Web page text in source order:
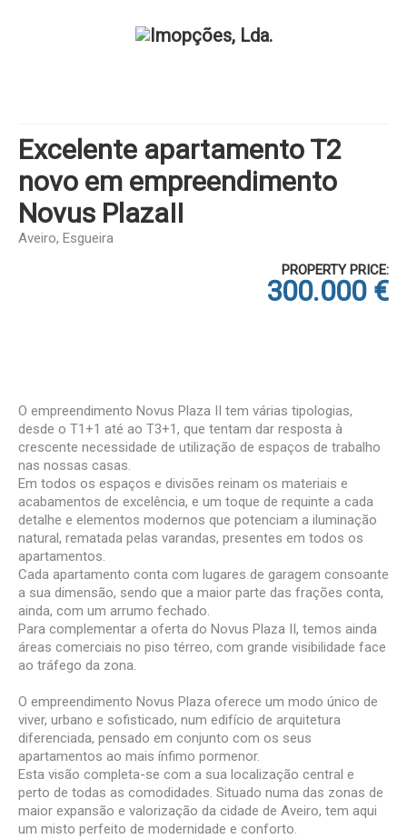
Excelente apartamento T2
novo em empreendimento
Novus PlazaII
Aveiro, Esgueira
PROPERTY PRICE:
300.000 €
O empreendimento Novus Plaza II tem várias tipologias,
desde o T1+1 até ao T3+1, que tentam dar resposta à
crescente necessidade de utilização de espaços de trabalho
nas nossas casas.
Em todos os espaços e divisões reinam os materiais e
acabamentos de excelência, e um toque de requinte a cada
detalhe e elementos modernos que potenciam a iluminação
natural, rematada pelas varandas, presentes em todos os
apartamentos.
Cada apartamento conta com lugares de garagem consoante
a sua dimensão, sendo que a maior parte das frações conta,
ainda, com um arrumo fechado.
Para complementar a oferta do Novus Plaza II, temos ainda
áreas comerciais no piso térreo, com grande visibilidade face
ao tráfego da zona.
O empreendimento Novus Plaza oferece um modo único de
viver, urbano e sofisticado, num edifício de arquitetura
diferenciada, pensado em conjunto com os seus
apartamentos ao mais ínfimo pormenor.
Esta visão completa-se com a sua localização central e
perto de todas as comodidades. Situado numa das zonas de
maior expansão e valorização da cidade de Aveiro, tem aqui
um misto perfeito de modernidade e conforto.